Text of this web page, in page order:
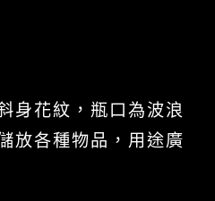
身花紋，瓶口為波浪
放各種物品，用途廣